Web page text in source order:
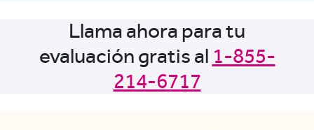
Llama ahora para tu
evaluación gratis al 1-855-
214-6717